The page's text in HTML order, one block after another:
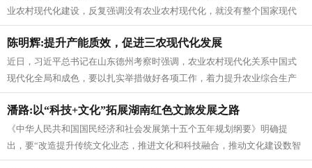
业农村现代化建设，反复强调没有农业农村现代化，就没有整个国家现代
化。国务院日前印发的《加快农业农...
陈明辉:提升产能质效，促进三农现代化发展
近日，习近平总书记在山东德州考察时强调，农业农村现代化关系中国式
现代化全局和成色，要以扎实举措做好各项工作，着力提升农业综合生产
能力和质量效益，确保粮食等重要农...
潘路:以“科技+文化”拓展湖南红色文旅发展之路
《中华人民共和国国民经济和社会发展第十五个五年规划纲要》明确提
出，要“改造提升传统文化业态，推进文化和科技融合，推动文化建设数智
化赋能、信息化转型，发展数字动漫...